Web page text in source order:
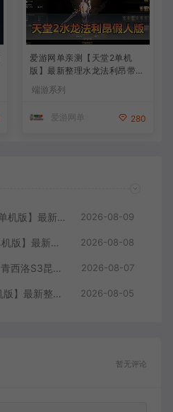
爱游网单亲测【天堂2单机
版】最新整理水龙法利昂带假
人商业端制作单机 内置多功
能GM控制台 可发物品装备
端游系列
爱游网单 280
爱游网单亲测【天之炼狱单机版】最新整理怀旧无双炼狱端 带GM工具注册 GM权限命令发道具 视频安装教学 虚拟机一键端 2026-08-09
爱游网单亲测【倚天OL单机版】最新整理龙驹完善版 怀旧武侠网游单机 带GM工具可发物品装备 虚拟机一键端 视频安装教学 2026-08-08
群服联机剑灵二系55级白青西洛S3昆仑版 在线点券 每日礼包 复古玩法 2026-08-07
爱游网单亲测【天堂2单机版】最新整理水龙法利昂带假人商业端制作单机 内置多功能GM控制台 可发物品装备 虚拟机一键端 视频安装教学 2026-08-05
暂无评论